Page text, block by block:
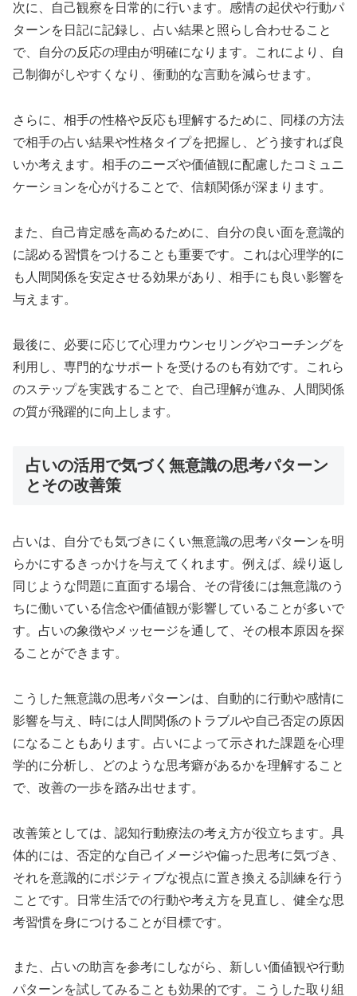
次に、自己観察を日常的に行います。感情の起伏や行動パ
ターンを日記に記録し、占い結果と照らし合わせること
で、自分の反応の理由が明確になります。これにより、自
己制御がしやすくなり、衝動的な言動を減らせます。
さらに、相手の性格や反応も理解するために、同様の方法
で相手の占い結果や性格タイプを把握し、どう接すれば良
いか考えます。相手のニーズや価値観に配慮したコミュニ
ケーションを心がけることで、信頼関係が深まります。
また、自己肯定感を高めるために、自分の良い面を意識的
に認める習慣をつけることも重要です。これは心理学的に
も人間関係を安定させる効果があり、相手にも良い影響を
与えます。
最後に、必要に応じて心理カウンセリングやコーチングを
利用し、専門的なサポートを受けるのも有効です。これら
のステップを実践することで、自己理解が進み、人間関係
の質が飛躍的に向上します。
占いの活用で気づく無意識の思考パターン
とその改善策
占いは、自分でも気づきにくい無意識の思考パターンを明
らかにするきっかけを与えてくれます。例えば、繰り返し
同じような問題に直面する場合、その背後には無意識のう
ちに働いている信念や価値観が影響していることが多いで
す。占いの象徴やメッセージを通して、その根本原因を探
ることができます。
こうした無意識の思考パターンは、自動的に行動や感情に
影響を与え、時には人間関係のトラブルや自己否定の原因
になることもあります。占いによって示された課題を心理
学的に分析し、どのような思考癖があるかを理解すること
で、改善の一歩を踏み出せます。
改善策としては、認知行動療法の考え方が役立ちます。具
体的には、否定的な自己イメージや偏った思考に気づき、
それを意識的にポジティブな視点に置き換える訓練を行う
ことです。日常生活での行動や考え方を見直し、健全な思
考習慣を身につけることが目標です。
また、占いの助言を参考にしながら、新しい価値観や行動
パターンを試してみることも効果的です。こうした取り組